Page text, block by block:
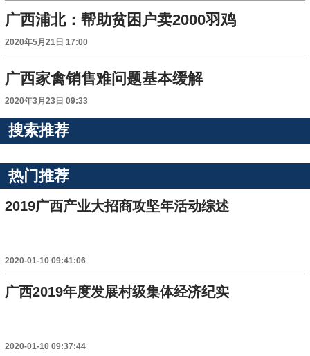
广西浦北：帮助贫困户卖2000羽鸡
2020年5月21日 17:00
广西家禽销售难问题基本缓解
2020年3月23日 09:33
搜索推荐
热门推荐
2019广西产业大招商攻坚年活动综述
2020-01-10 09:41:06
广西2019年度发展村级集体经济纪实
2020-01-10 09:37:44